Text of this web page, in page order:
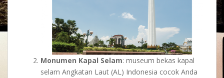
Monumen Kapal Selam: museum bekas kapal
selam Angkatan Laut (AL) Indonesia cocok Anda